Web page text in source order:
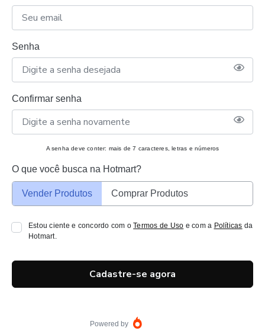
Senha
Confirmar senha
A senha deve conter: mais de 7 caracteres, letras e números
O que você busca na Hotmart?
Vender Produtos Comprar Produtos
Estou ciente e concordo com oTermos de Uso e com a Políticas da
Hotmart.
Cadastre-se agora
Powered by